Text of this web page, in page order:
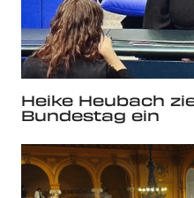
Heike Heubach
Bundestag ein